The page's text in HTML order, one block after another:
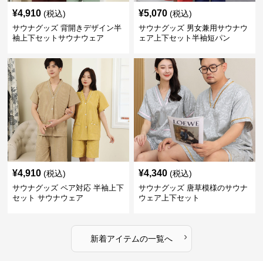
¥4,910 (税込)
サウナグッズ 背開きデザイン半
袖上下セットサウナウェア
¥5,070 (税込)
サウナグッズ 男女兼用サウナウ
ェア上下セット半袖短パン
¥4,910 (税込)
サウナグッズ ペア対応 半袖上下
セット サウナウェア
¥4,340 (税込)
サウナグッズ 唐草模様のサウナ
ウェア上下セット
新着アイテムの一覧へ ›